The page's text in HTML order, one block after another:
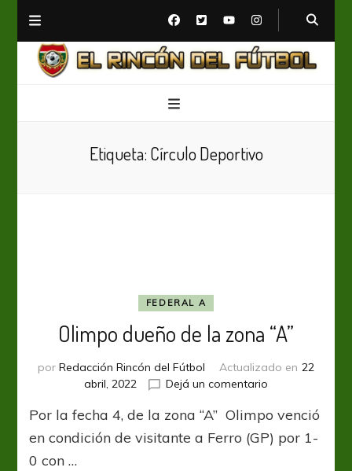
Etiqueta: Círculo Deportivo
FEDERAL A
Olimpo dueño de la zona “A”
por Redacción Rincón del Fútbol Actualizado en 22
abril, 2022
Dejá un comentario
dueño
de
la
Por la fecha 4, de la zona “A” Olimpo venció
en condición de visitante a Ferro (GP) por 1-
0 con …